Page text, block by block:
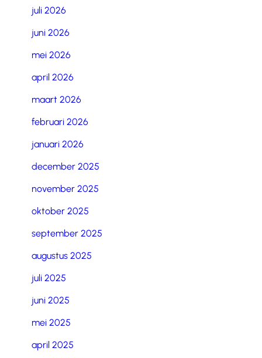
juli 2026
juni 2026
mei 2026
april 2026
maart 2026
februari 2026
januari 2026
december 2025
november 2025
oktober 2025
september 2025
augustus 2025
juli 2025
juni 2025
mei 2025
april 2025